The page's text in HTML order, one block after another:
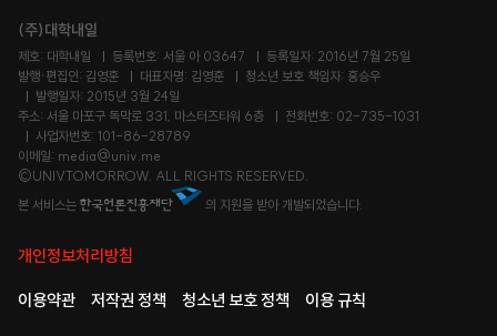
(주)대학내일
제호: 대학내일 등록번호: 서울 아 03647
등록일자: 2016년 7월 25일
발행·편집인: 김영훈
대표자명: 김영훈
청소년 보호 책임자: 홍승우
발행일자: 2015년 3월 24일
주소: 서울 마포구 독막로 331, 마스터즈타워 6층
전화번호: 02-735-1031
사업자번호: 101-86-28789
이메일: media@univ.me
©UNIVTOMORROW. ALL RIGHTS RESERVED.
본 서비스는
의 지원을 받아 개발되었습니다.
개인정보처리방침
이용약관 저작권 정책 청소년 보호 정책 이용 규칙